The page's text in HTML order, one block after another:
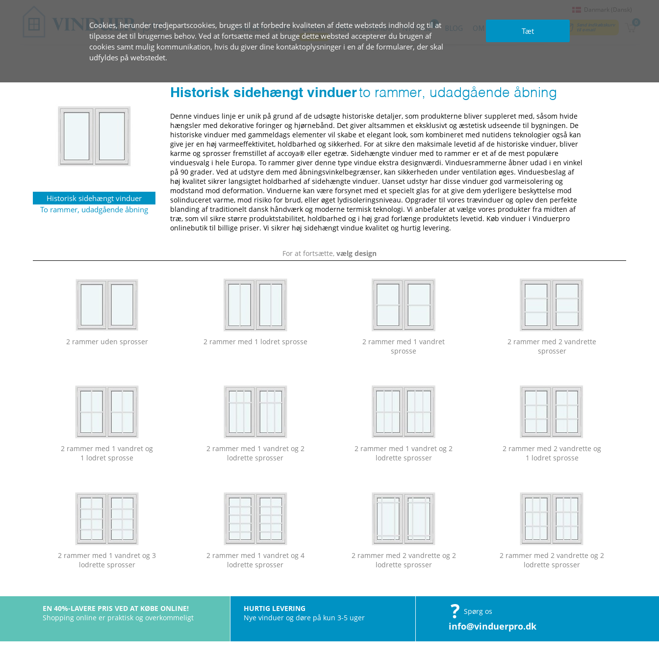
Cookies, herunder tredjepartscookies, bruges til at forbedre kvaliteten af dette websteds indhold og til at
tilpasse det til brugernes behov. Ved at fortsætte med at bruge dette websted accepterer du brugen af
cookies samt mulig kommunikation, hvis du giver dine kontaktoplysninger i en af de formularer, der skal
udfyldes på webstedet.
Tæt
Send indkøbskurv
til e‑mail
0
VINDUER DØRE LAGER TRÆ TILBEHØR NYTTIGE BLOG OM OS KONTAKTER
Danmark (Dansk)
Historisk sidehængt vinduer
To rammer, udadgående åbning
Historisk sidehængt vinduerto rammer, udadgående åbning
Denne vindues linje er unik på grund af de udsøgte historiske detaljer, som produkterne bliver suppleret med, såsom hvide
hængsler med dekorative foringer og hjørnebånd. Det giver altsammen et eksklusivt og æstetisk udseende til bygningen. De
historiske vinduer med gammeldags elementer vil skabe et elegant look, som kombineret med nutidens teknologier også kan
give jer en høj varmeeffektivitet, holdbarhed og sikkerhed. For at sikre den maksimale levetid af de historiske vinduer, bliver
karme og sprosser fremstillet af accoya® eller egetræ. Sidehængte vinduer med to rammer er et af de mest populære
vinduesvalg i hele Europa. To rammer giver denne type vindue ekstra designværdi. Vinduesrammerne åbner udad i en vinkel
på 90 grader. Ved at udstyre dem med åbningsvinkelbegrænser, kan sikkerheden under ventilation øges. Vinduesbeslag af
høj kvalitet sikrer langsigtet holdbarhed af sidehængte vinduer. Uanset udstyr har disse vinduer god varmeisolering og
modstand mod deformation. Vinduerne kan være forsynet med et specielt glas for at give dem yderligere beskyttelse mod
solinduceret varme, mod risiko for brud, eller øget lydisoleringsniveau. Opgrader til vores trævinduer og oplev den perfekte
blanding af traditionelt dansk håndværk og moderne termisk teknologi. Vi anbefaler at vælge vores produkter fra midten af
træ, som vil sikre større produktstabilitet, holdbarhed og i høj grad forlænge produktets levetid. Køb vinduer i Vinduerpro
onlinebutik til billige priser. Vi sikrer høj sidehængt vindue kvalitet og hurtig levering.
For at fortsætte, vælg design
2 rammer uden sprosser 2 rammer med 1 lodret sprosse
2 rammer med 1 vandret
sprosse
2 rammer med 2 vandrette
sprosser
2 rammer med 1 vandret og
1 lodret sprosse
2 rammer med 1 vandret og 2
lodrette sprosser
2 rammer med 1 vandret og 2
lodrette sprosser
2 rammer med 2 vandrette og
1 lodret sprosse
2 rammer med 1 vandret og 3
lodrette sprosser
2 rammer med 1 vandret og 4
lodrette sprosser
2 rammer med 2 vandrette og 2
lodrette sprosser
2 rammer med 2 vandrette og 2
lodrette sprosser
EN 40%-LAVERE PRIS VED AT KØBE ONLINE!
Shopping online er praktisk og overkommeligt
HURTIG LEVERING
Nye vinduer og døre på kun 3-5 uger
Spørg os
info@vinduerpro.dk